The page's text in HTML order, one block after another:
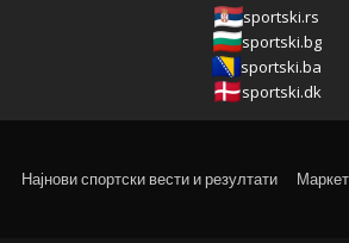
sportski.rs
sportski.bg
sportski.ba
sportski.dk
Најнови спортски вести и резултати